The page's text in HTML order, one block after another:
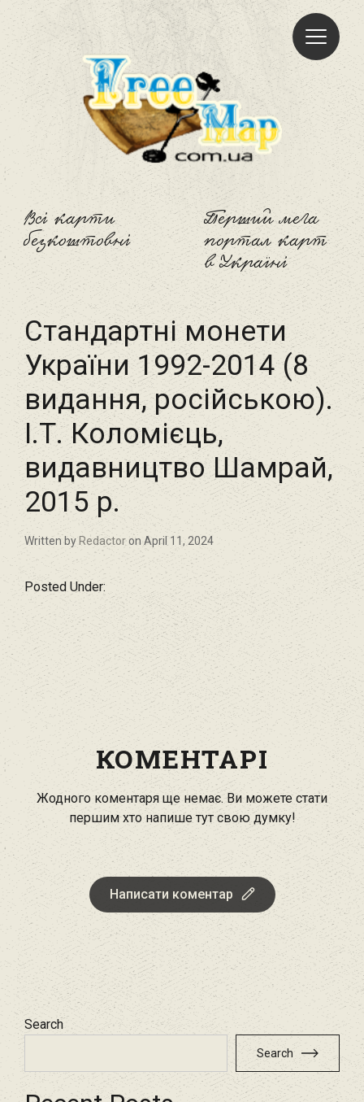
Всі карти
безкоштовні
Freemap
Перший мега
портал карт
в Україні
Стандартні монети
України 1992-2014 (8
видання, російською).
І.Т. Коломієць,
видавництво Шамрай,
2015 р.
Written by Redactor on April 11, 2024
Posted Under:
КОМЕНТАРІ
Жодного коментаря ще немає. Ви можете стати
першим хто напише тут свою думку!
Написати коментар
Search
Search